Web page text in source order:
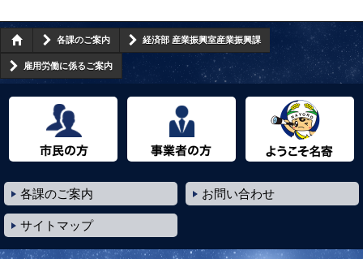
各課のご案内 経済部 産業振興室産業振興課
雇用労働に係るご案内
各課のご案内 お問い合わせ
サイトマップ